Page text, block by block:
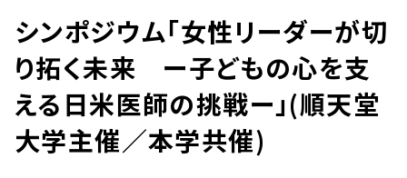
シンポジウム「女性リーダーが切
り拓く未来 ー子どもの心を支
える日米医師の挑戦ー」(順天堂
大学主催／本学共催)